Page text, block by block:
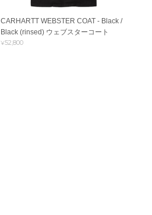
CARHARTT WEBSTER COAT - Black /
Black (rinsed) ウェブスターコート
¥52,800